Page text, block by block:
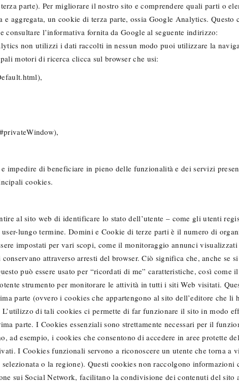
parte). Per migliorare il nostro sito e comprendere quali parti o
aggregata, un cookie di terza parte, ossia Google Analytics. Questo
l’informativa fornita da Google al seguente indirizzo:
non utilizzi i dati raccolti in nessun modo puoi utilizzare la
motori di ricerca clicca sul browser che usi:
di beneficiare in pieno delle funzionalità e dei servizi
cookies.
al sito web di identificare lo stato dell’utente – come gli utenti
lungo termine. Domini e Cookie di terze parti è il numero di
impostati per vari scopi, come il monitoraggio annunci
attraverso arresti del browser. Ciò significa che, anche se
può essere usato per “ricordati di me” caratteristiche, così come
strumento per monitorare le attività in tutti i siti Web visitati.
parte (ovvero i cookies che appartengono al sito dell’editore che li
di tali cookies ci permette di far funzionare il sito in modo
parte. I Cookies essenziali sono strettamente necessari per il
esempio, i cookies che consentono di accedere in aree protette
I Cookies funzionali servono a riconoscere un utente che torna a
o la regione). Questi cookies non raccolgono informazioni
sui Social Network, facilitano la condivisione dei contenuti del sito